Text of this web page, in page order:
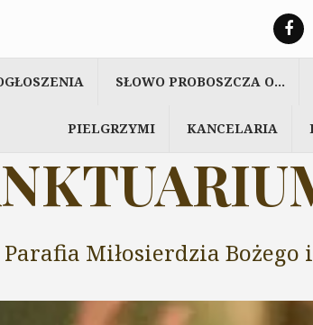
SŁOWO PROBOSZCZA O…
PIELGRZYMI KANCELARIA
Parafia Miłosierdzia